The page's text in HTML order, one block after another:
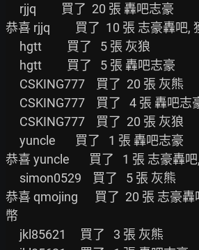
恭喜 rjjq         買了  10 張 志豪轟吧,
恭喜 yuncle       買了   1 張 志豪轟
恭喜 qmojing      買了  20 張 志豪
幣